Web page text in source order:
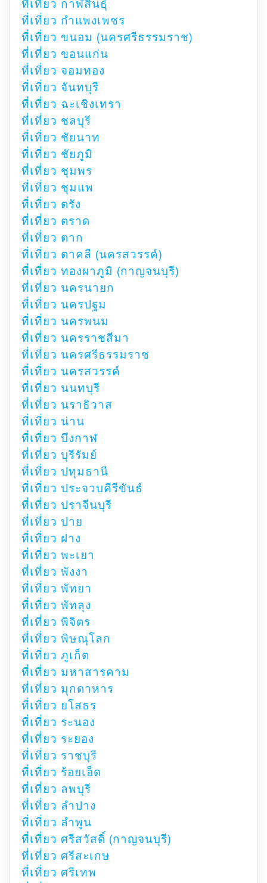
ที่เที่ยว กาฬสินธุ์
ที่เที่ยว กำแพงเพชร
ที่เที่ยว ขนอม (นครศรีธรรมราช)
ที่เที่ยว ขอนแก่น
ที่เที่ยว จอมทอง
ที่เที่ยว จันทบุรี
ที่เที่ยว ฉะเชิงเทรา
ที่เที่ยว ชลบุรี
ที่เที่ยว ชัยนาท
ที่เที่ยว ชัยภูมิ
ที่เที่ยว ชุมพร
ที่เที่ยว ชุมแพ
ที่เที่ยว ตรัง
ที่เที่ยว ตราด
ที่เที่ยว ตาก
ที่เที่ยว ตาคลี (นครสวรรค์)
ที่เที่ยว ทองผาภูมิ (กาญจนบุรี)
ที่เที่ยว นครนายก
ที่เที่ยว นครปฐม
ที่เที่ยว นครพนม
ที่เที่ยว นครราชสีมา
ที่เที่ยว นครศรีธรรมราช
ที่เที่ยว นครสวรรค์
ที่เที่ยว นนทบุรี
ที่เที่ยว นราธิวาส
ที่เที่ยว น่าน
ที่เที่ยว บึงกาฬ
ที่เที่ยว บุรีรัมย์
ที่เที่ยว ปทุมธานี
ที่เที่ยว ประจวบคีรีขันธ์
ที่เที่ยว ปราจีนบุรี
ที่เที่ยว ปาย
ที่เที่ยว ฝาง
ที่เที่ยว พะเยา
ที่เที่ยว พังงา
ที่เที่ยว พัทยา
ที่เที่ยว พัทลุง
ที่เที่ยว พิจิตร
ที่เที่ยว พิษณุโลก
ที่เที่ยว ภูเก็ต
ที่เที่ยว มหาสารคาม
ที่เที่ยว มุกดาหาร
ที่เที่ยว ยโสธร
ที่เที่ยว ระนอง
ที่เที่ยว ระยอง
ที่เที่ยว ราชบุรี
ที่เที่ยว ร้อยเอ็ด
ที่เที่ยว ลพบุรี
ที่เที่ยว ลำปาง
ที่เที่ยว ลำพูน
ที่เที่ยว ศรีสวัสดิ์ (กาญจนบุรี)
ที่เที่ยว ศรีสะเกษ
ที่เที่ยว ศรีเทพ